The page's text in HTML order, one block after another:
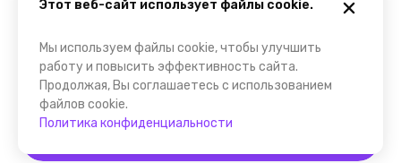
Этот веб-сайт использует файлы cookie.
Мы используем файлы cookie, чтобы улучшить
работу и повысить эффективность сайта.
Продолжая, Вы соглашаетесь с использованием
файлов cookie.
Политика конфиденциальности